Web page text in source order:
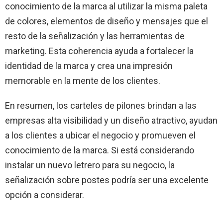
conocimiento de la marca al utilizar la misma paleta
de colores, elementos de diseño y mensajes que el
resto de la señalización y las herramientas de
marketing. Esta coherencia ayuda a fortalecer la
identidad de la marca y crea una impresión
memorable en la mente de los clientes.
En resumen, los carteles de pilones brindan a las
empresas alta visibilidad y un diseño atractivo, ayudan
a los clientes a ubicar el negocio y promueven el
conocimiento de la marca. Si está considerando
instalar un nuevo letrero para su negocio, la
señalización sobre postes podría ser una excelente
opción a considerar.